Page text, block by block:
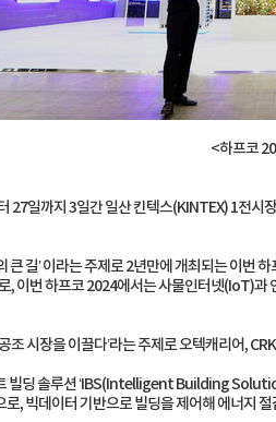
<하프코
27일까지 3일간 일산 킨텍스(KINTEX) 1전시
큰 길’ 이라는 주제로 2년만에 개최되는 이
, 이번 하프코 2024에서는 사물인터넷(IoT)
조 시장을 이끌다’라는 주제로 오텍캐리어,
빌딩 솔루션 ‘IBS(Intelligent Building
, 빅데이터 기반으로 빌딩을 제어해 에너지